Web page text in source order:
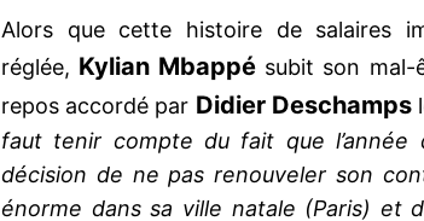
Alors que cette histoire de salaires
réglée, Kylian Mbappé subit son mal-
repos accordé par Didier Deschamps
faut tenir compte du fait que l’année
décision de ne pas renouveler son
énorme dans sa ville natale (Paris) et